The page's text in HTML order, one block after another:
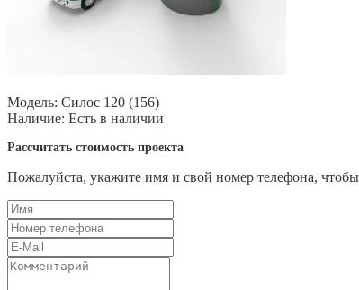
Модель: Силос 120 (156)
Наличие: Есть в наличии
Рассчитать стоимость проекта
Пожалуйста, укажите имя и свой номер телефона,